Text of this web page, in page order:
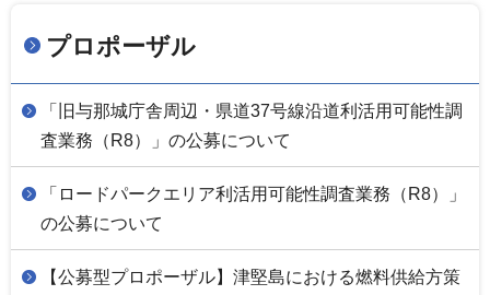
プロポーザル
「旧与那城庁舎周辺・県道37号線沿道利活用可能性調
査業務（R8）」の公募について
「ロードパークエリア利活用可能性調査業務（R8）」
の公募について
【公募型プロポーザル】津堅島における燃料供給方策